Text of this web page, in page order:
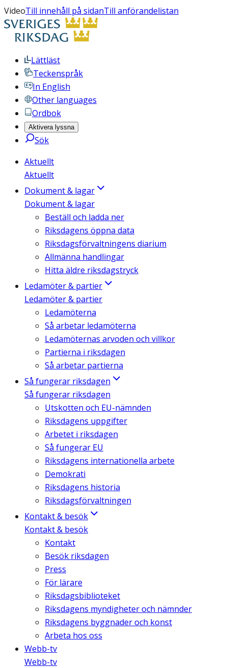
VideoTill innehåll på sidanTill anförandelistan
Lättläst
Teckenspråk
In English
Other languages
Ordbok
Aktivera lyssna
Sök
Aktuellt
Aktuellt
Dokument & lagar
Dokument & lagar
Beställ och ladda ner
Riksdagens öppna data
Riksdagsförvaltningens diarium
Allmänna handlingar
Hitta äldre riksdagstryck
Ledamöter & partier
Ledamöter & partier
Ledamöterna
Så arbetar ledamöterna
Ledamöternas arvoden och villkor
Partierna i riksdagen
Så arbetar partierna
Så fungerar riksdagen
Så fungerar riksdagen
Utskotten och EU-nämnden
Riksdagens uppgifter
Arbetet i riksdagen
Så fungerar EU
Riksdagens internationella arbete
Demokrati
Riksdagens historia
Riksdagsförvaltningen
Kontakt & besök
Kontakt & besök
Kontakt
Besök riksdagen
Press
För lärare
Riksdagsbiblioteket
Riksdagens myndigheter och nämnder
Riksdagens byggnader och konst
Arbeta hos oss
Webb-tv
Webb-tv